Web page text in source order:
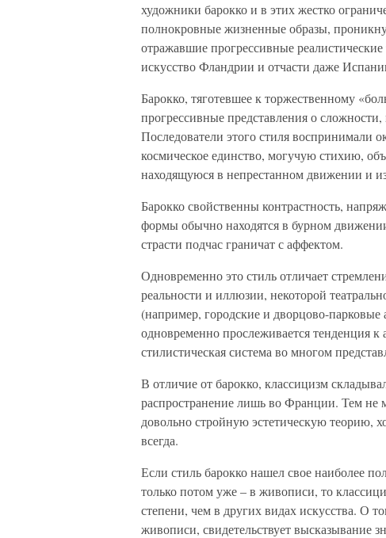
художники барокко и в этих жестко
полнокровные жизненные образы,
отражавшие прогрессивные
искусство Фландрии и отчасти даже
Барокко, тяготевшее к торжественному
прогрессивные представления о
Последователи этого стиля воспринимали
космическое единство, могучую стихию,
находящуюся в непрестанном движении и
Барокко свойственны контрастность,
формы обычно находятся в бурном
страсти подчас граничат с аффектом.
Одновременно это стиль отличает
реальности и иллюзии, некоторой
(например, городские и дворцово-парковые
одновременно прослеживается тенденция
стилистическая система во многом
В отличие от барокко, классицизм
распространение лишь во Франции. Тем не
довольно стройную эстетическую теорию,
всегда.
Если стиль барокко нашел свое наиболее
только потом уже – в живописи, то
степени, чем в других видах искусства. О
живописи, свидетельствует высказывание